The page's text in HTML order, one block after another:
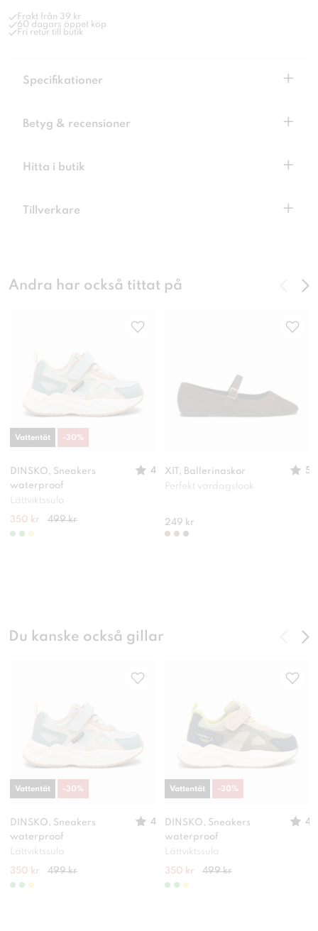
Frakt från 39 kr
60 dagars öppet köp
Fri retur till butik
Specifikationer +
Betyg & recensioner +
Hitta i butik +
Tillverkare +
Andra har också tittat på
DINSKO, Sneakers
waterproof
4
Lättviktssula
350 kr 499 kr
Vattentät -30%
XIT, Ballerinaskor
5
Perfekt vardagslook
249 kr
Du kanske också gillar
DINSKO, Sneakers
waterproof
4
Lättviktssula
350 kr 499 kr
Vattentät -30%
DINSKO, Sneakers
waterproof
4
Lättviktssula
350 kr 499 kr
Vattentät -30%